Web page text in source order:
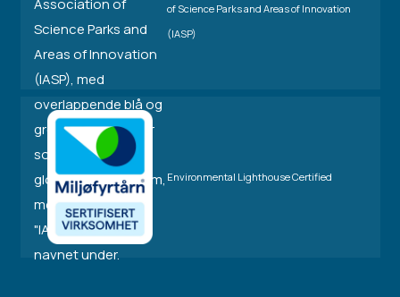
of Science Parks and Areas of Innovation
(IASP)
Environmental Lighthouse Certified